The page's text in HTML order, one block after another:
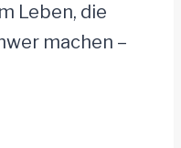
Leben, die
machen –